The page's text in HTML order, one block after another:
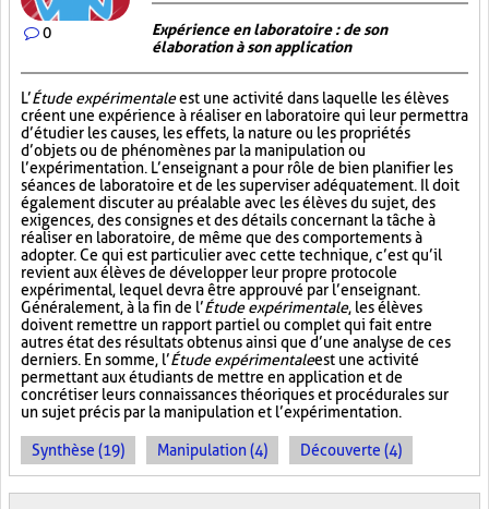
0
Expérience en laboratoire : de son
élaboration à son application
L’Étude expérimentaleest une activité dans laquelle les élèves
créent une expérience à réaliser en laboratoire qui leur permettra
d’étudier les causes, les effets, la nature ou les propriétés
d’objets ou de phénomènes par la manipulation ou
l’expérimentation. L’enseignant a pour rôle de bien planifier les
séances de laboratoire et de les superviser adéquatement. Il doit
également discuter au préalable avec les élèves du sujet, des
exigences, des consignes et des détails concernant la tâche à
réaliser en laboratoire, de même que des comportements à
adopter. Ce qui est particulier avec cette technique, c’est qu’il
revient aux élèves de développer leur propre protocole
expérimental, lequel devra être approuvé par l’enseignant.
Généralement, à la fin de l’Étude expérimentale, les élèves
doivent remettre un rapport partiel ou complet qui fait entre
autres état des résultats obtenus ainsi que d’une analyse de ces
derniers. En somme, l’Étude expérimentaleest une activité
permettant aux étudiants de mettre en application et de
concrétiser leurs connaissances théoriques et procédurales sur
un sujet précis par la manipulation et l’expérimentation.
Synthèse (19) Manipulation (4) Découverte (4)